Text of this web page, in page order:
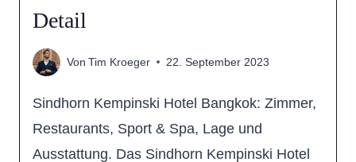
Detail
Von Tim Kroeger 22. September 2023
Sindhorn Kempinski Hotel Bangkok: Zimmer,
Restaurants, Sport & Spa, Lage und
Ausstattung. Das Sindhorn Kempinski Hotel